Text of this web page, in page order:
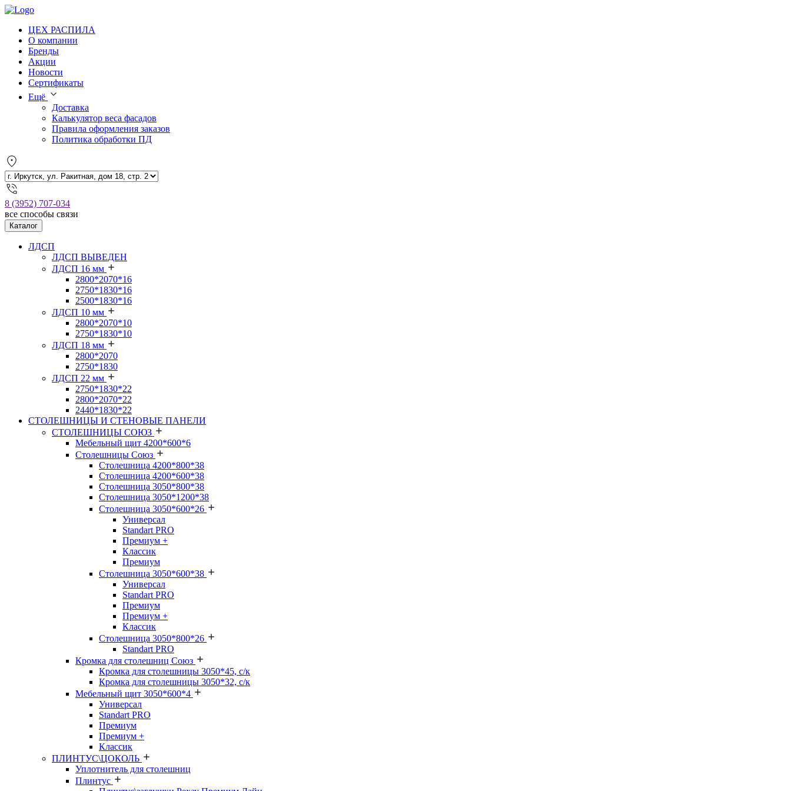
ЦЕХ РАСПИЛА
О компании
Бренды
Акции
Новости
Сертификаты
Ещё
Доставка
Калькулятор веса фасадов
Правила оформления заказов
Политика обработки ПД
8 (3952) 707-034
все способы связи
Каталог
ЛДСП
ЛДСП ВЫВЕДЕН
ЛДСП 16 мм
2800*2070*16
2750*1830*16
2500*1830*16
ЛДСП 10 мм
2800*2070*10
2750*1830*10
ЛДСП 18 мм
2800*2070
2750*1830
ЛДСП 22 мм
2750*1830*22
2800*2070*22
2440*1830*22
СТОЛЕШНИЦЫ И СТЕНОВЫЕ ПАНЕЛИ
СТОЛЕШНИЦЫ СОЮЗ
Мебельный щит 4200*600*6
Столешницы Союз
Столешница 4200*800*38
Столешница 4200*600*38
Столешница 3050*800*38
Столешница 3050*1200*38
Столешница 3050*600*26
Универсал
Standart PRO
Премиум +
Классик
Премиум
Столешница 3050*600*38
Универсал
Standart PRO
Премиум
Премиум +
Классик
Столешница 3050*800*26
Standart PRO
Кромка для столешниц Союз
Кромка для столешницы 3050*45, с/к
Кромка для столешницы 3050*32, с/к
Мебельный щит 3050*600*4
Универсал
Standart PRO
Премиум
Премиум +
Классик
ПЛИНТУС\ЦОКОЛЬ
Уплотнитель для столешниц
Плинтус